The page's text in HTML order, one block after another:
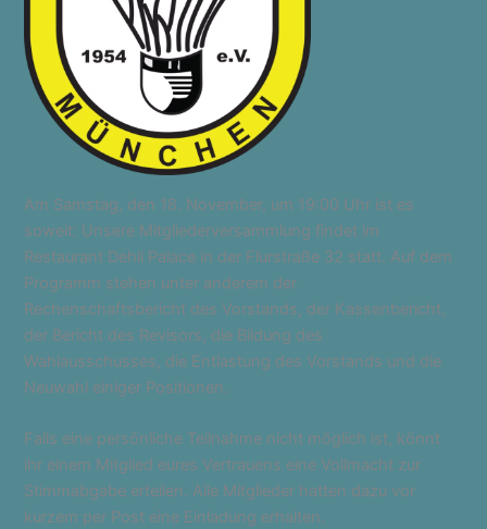
Am Samstag, den 18. November, um 19:00 Uhr ist es
soweit: Unsere Mitgliederversammlung findet im
Restaurant Dehli Palace in der Flurstraße 32 statt. Auf dem
Programm stehen unter anderem der
Rechenschaftsbericht des Vorstands, der Kassenbericht,
der Bericht des Revisors, die Bildung des
Wahlausschusses, die Entlastung des Vorstands und die
Neuwahl einiger Positionen.
Falls eine persönliche Teilnahme nicht möglich ist, könnt
ihr einem Mitglied eures Vertrauens eine Vollmacht zur
Stimmabgabe erteilen. Alle Mitglieder hatten dazu vor
kurzem per Post eine Einladung erhalten.